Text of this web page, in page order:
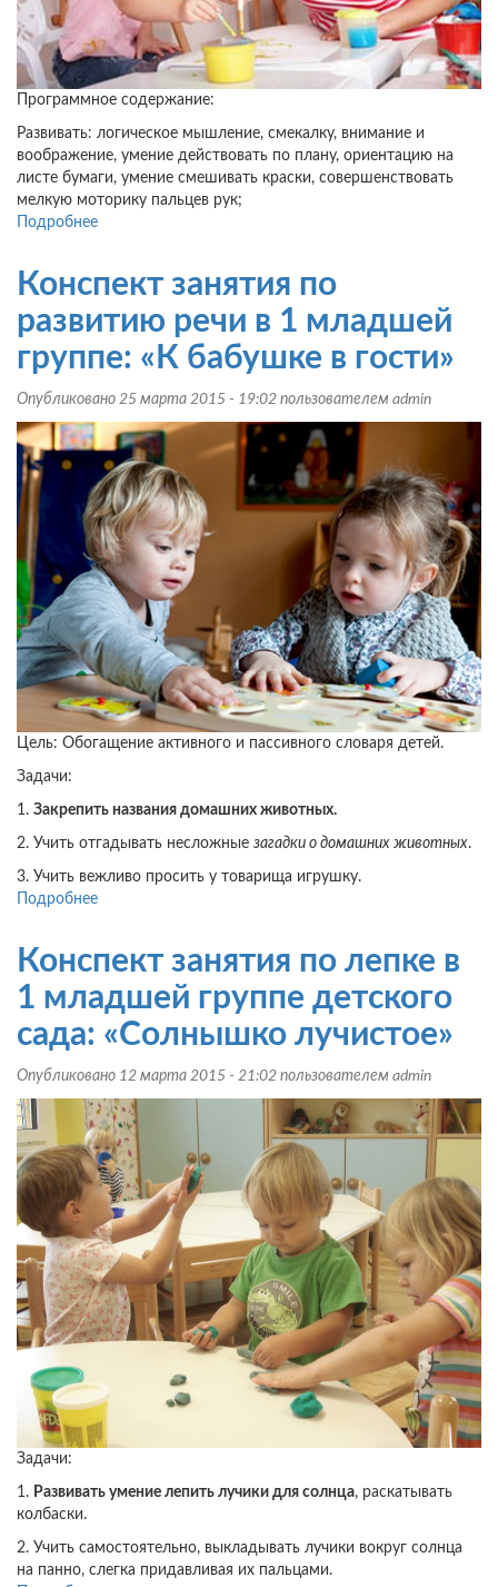
Программное содержание:
Развивать: логическое мышление, смекалку, внимание и
воображение, умение действовать по плану, ориентацию на
листе бумаги, умение смешивать краски, совершенствовать
мелкую моторику пальцев рук;
Подробнее
занятия
во
2
младшей
«Поможем
Белоснежке»
Конспект занятия по
развитию речи в 1 младшей
группе: «К бабушке в гости»
Опубликовано 25 марта 2015 - 19:02 пользователем admin
Цель: Обогащение активного и пассивного словаря детей.
Задачи:
1. Закрепить названия домашних животных.
2. Учить отгадывать несложные загадки о домашних животных.
3. Учить вежливо просить у товарища игрушку.
Подробнее
по
развитию
речи
в
младшей
группе:
«К
бабушке
в
гости»
Конспект занятия по лепке в
1 младшей группе детского
сада: «Солнышко лучистое»
Опубликовано 12 марта 2015 - 21:02 пользователем admin
Задачи:
1. Развивать умение лепить лучики для солнца, раскатывать
колбаски.
2. Учить самостоятельно, выкладывать лучики вокруг солнца
на панно, слегка придавливая их пальцами.